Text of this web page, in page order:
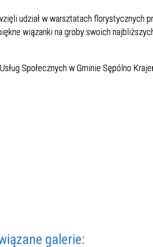
udział w warsztatach florystycznych
wiązanki na groby swoich
Społecznych w Gminie Sępólno
galerie: